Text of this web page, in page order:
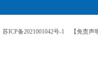
ICP备2021001042号-1 【免责声